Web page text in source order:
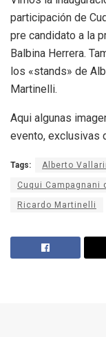
participación de
pre candidato a la
Balbina Herrera.
los «stands» de
Martinelli.
Aqui algunas
evento, exclusivas
Tags: Alberto
Cuqui Campagnani
Ricardo Martinelli